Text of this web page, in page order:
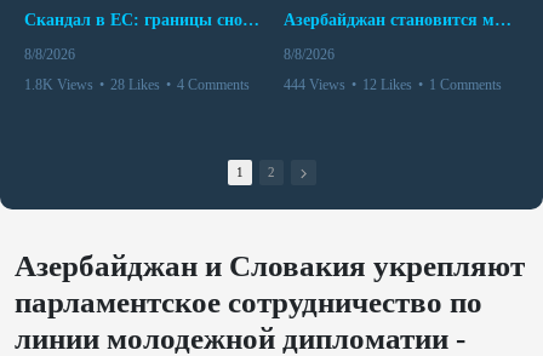
Скандал в ЕС: границы снова под контролем
8/8/2026
1.8K Views • 28 Likes • 4 Comments
Азербайджан становится мостом между Востоком и Западом
8/8/2026
444 Views • 12 Likes • 1 Comments
1 2
Азербайджан и Словакия укрепляют
парламентское сотрудничество по
линии молодежной дипломатии -